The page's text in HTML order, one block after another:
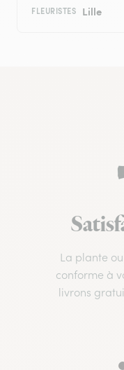
FLEURISTES Lille
La plante
conforme à
livrons